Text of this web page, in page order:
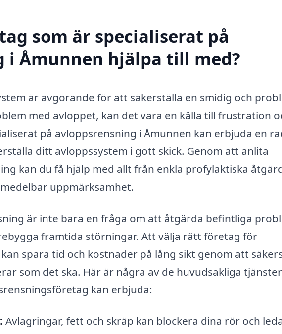
som är specialiserat på
i Åmunnen hjälpa till med?
är avgörande för att säkerställa en smidig och
med avloppet, kan det vara en källa till frustration
på avloppsrensning i Åmunnen kan erbjuda en
ditt avloppssystem i gott skick. Genom att anlita
kan du få hjälp med allt från enkla profylaktiska
uppmärksamhet.
är inte bara en fråga om att åtgärda befintliga
framtida störningar. Att välja rätt företag för
spara tid och kostnader på lång sikt genom att
som det ska. Här är några av de huvudsakliga
kan erbjuda:
Avlagringar, fett och skräp kan blockera dina rör och